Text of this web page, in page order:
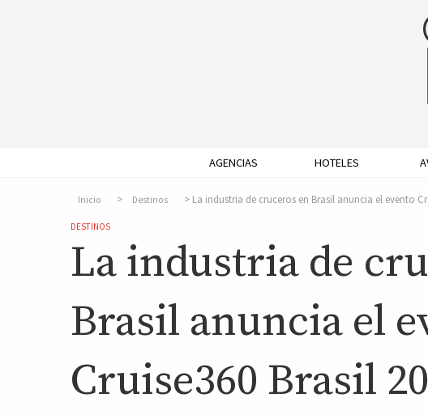
AGENCIAS HOTELES
Inicio Destinos La industria de cruceros en Brasil anuncia el evento
DESTINOS
La industria de
Brasil anuncia el
Cruise360 Brasil